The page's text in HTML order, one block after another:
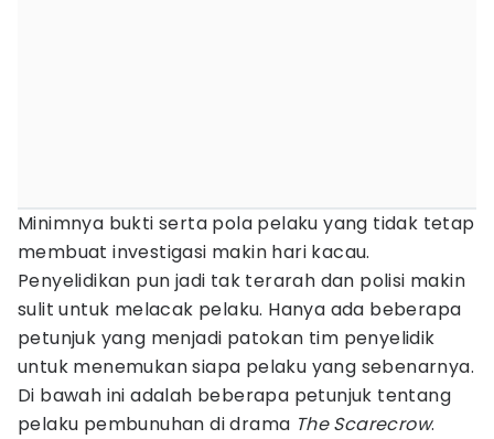
Minimnya bukti serta pola pelaku yang tidak tetap
membuat investigasi makin hari kacau.
Penyelidikan pun jadi tak terarah dan polisi makin
sulit untuk melacak pelaku. Hanya ada beberapa
petunjuk yang menjadi patokan tim penyelidik
untuk menemukan siapa pelaku yang sebenarnya.
Di bawah ini adalah beberapa petunjuk tentang
pelaku pembunuhan di drama The Scarecrow.